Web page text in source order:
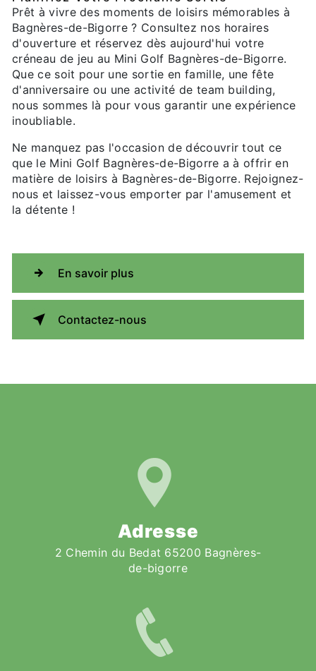
Prêt à vivre des moments de loisirs mémorables à
Bagnères-de-Bigorre ? Consultez nos horaires
d'ouverture et réservez dès aujourd'hui votre
créneau de jeu au Mini Golf Bagnères-de-Bigorre.
Que ce soit pour une sortie en famille, une fête
d'anniversaire ou une activité de team building,
nous sommes là pour vous garantir une expérience
inoubliable.
Ne manquez pas l'occasion de découvrir tout ce
que le Mini Golf Bagnères-de-Bigorre a à offrir en
matière de loisirs à Bagnères-de-Bigorre. Rejoignez-
nous et laissez-vous emporter par l'amusement et
la détente !
En savoir plus
Contactez-nous
Adresse
2 Chemin du Bedat 65200 Bagnères-
de-bigorre